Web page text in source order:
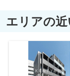
エリアの